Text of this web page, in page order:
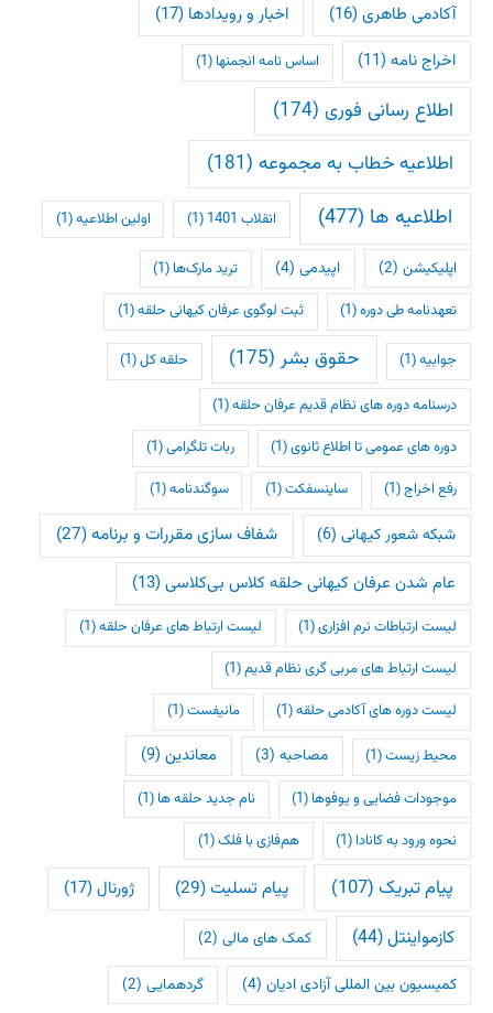
آکادمی طاهری(16) اخبار و رویدادها (17)
اخراج نامه (11) اساس نامه انجمنها (1)
اطلاع رسانی فوری (174)
اطلاعیه خطاب به مجموعه (181)
اطلاعیه ها (477) انقلاب 1401 (1) اولین اطلاعیه(1)
اپلیکیشن (2) اپیدمی(4) ترید مارک‌ها (1)
تعهدنامه طی دوره(1) ثبت لوگوی عرفان کیهانی حلقه(1)
جوابیه(1) حقوق بشر (175) حلقه کل(1)
درسنامه دوره های نظام قدیم عرفان حلقه(1)
دوره های عمومی تا اطلاع ثانوی(1) ربات تلگرامی(1)
رفع اخراج(1) ساینسفکت(1) سوگندنامه(1)
شبکه شعور کیهانی(6) شفاف سازی مقررات و برنامه(27)
عام شدن عرفان کیهانی حلقه کلاس بی‌کلاسی (13)
لیست ارتباطات نرم افزاری(1) لیست ارتباط های عرفان حلقه(1)
لیست ارتباط های مربی گری نظام قدیم(1)
لیست دوره های آکادمی حلقه(1) مانیفست(1)
محیط زیست(1) مصاحبه(3) معاندین(9)
موجودات فضایی و یوفوها (1) نام جدید حلقه ها (1)
نحوه ورود به کانادا (1) هم‌فازی با فلک(1)
پیام تبریک(107) پیام تسلیت(29) ژورنال(17)
کازمواینتل(44) کمک های مالی(2)
کمیسیون بین المللی آزادی ادیان (4) گردهمایی(2)